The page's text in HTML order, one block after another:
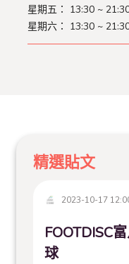
星期五： 13:30 ~
星期六： 13:30 ~
精選貼文
2023-10-17
FOOTDISC
球